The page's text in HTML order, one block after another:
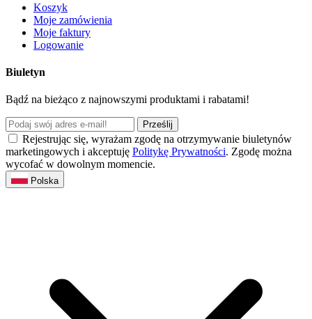
Koszyk
Moje zamówienia
Moje faktury
Logowanie
Biuletyn
Bądź na bieżąco z najnowszymi produktami i rabatami!
Prześlij
Rejestrując się, wyrażam zgodę na otrzymywanie biuletynów
marketingowych i akceptuję Politykę Prywatności. Zgodę można
wycofać w dowolnym momencie.
Polska